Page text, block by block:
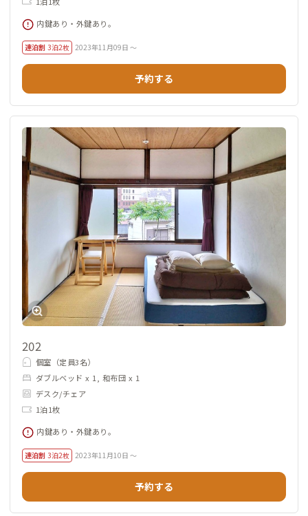
内鍵あり・外鍵あり。
連泊割 3泊2枚 2023年11月09日 ～
予約する
202
個室（定員3名）
ダブルベッド x 1, 和布団 x 1
デスク/チェア
1泊1枚
内鍵あり・外鍵あり。
連泊割 3泊2枚 2023年11月10日 ～
予約する